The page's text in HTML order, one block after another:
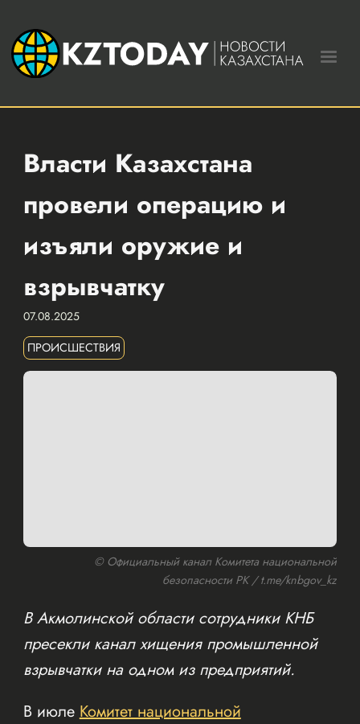
Власти Казахстана
провели операцию и
изъяли оружие и
взрывчатку
07.08.2025
ПРОИСШЕСТВИЯ
© Официальный канал Комитета национальной
безопасности РК / t.me/knbgov_kz
В Акмолинской области сотрудники КНБ
пресекли канал хищения промышленной
взрывчатки на одном из предприятий.
В июле Комитет национальной